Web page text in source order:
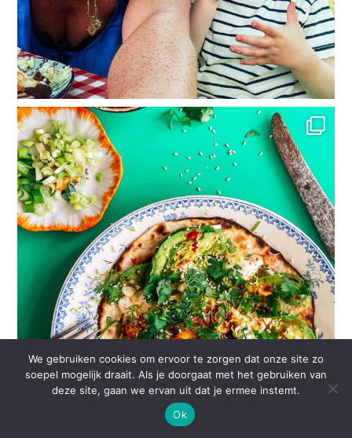
We gebruiken cookies om ervoor te zorgen dat onze site zo
soepel mogelijk draait. Als je doorgaat met het gebruiken van
deze site, gaan we ervan uit dat je ermee instemt.
Ok